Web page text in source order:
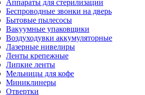
Аппараты для стерилизации
Беспроводные звонки на дверь
Бытовые пылесосы
Вакуумные упаковщики
Воздуходувки аккумуляторные
Лазерные нивелиры
Ленты крепежные
Липкие ленты
Мельницы для кофе
Миниклинеры
Отвертки